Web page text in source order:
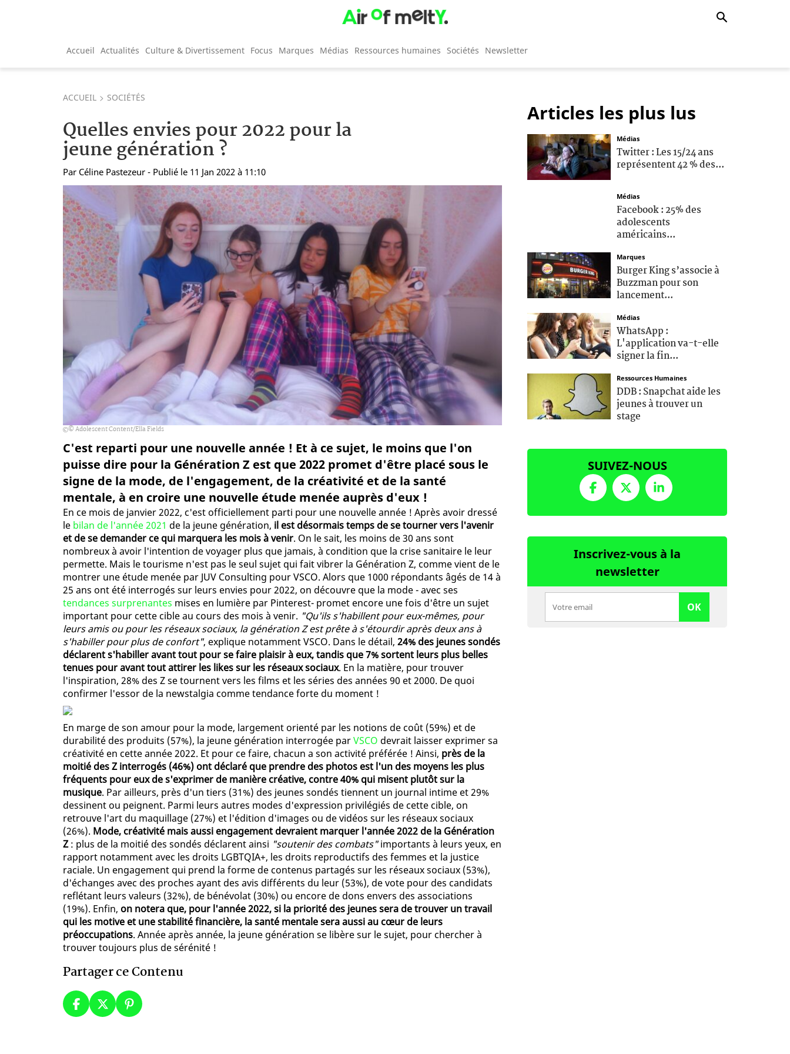
Accueil Actualités Culture & Divertissement Focus Marques Médias Ressources humaines Sociétés Newsletter
ACCUEIL SOCIÉTÉS
Quelles envies pour 2022 pour la
jeune génération ?
Par Céline Pastezeur - Publié le 11 Jan 2022 à 11:10
© Adolescent Content/Ella Fields
C'est reparti pour une nouvelle année ! Et à ce sujet, le moins que l'on
puisse dire pour la Génération Z est que 2022 promet d'être placé sous le
signe de la mode, de l'engagement, de la créativité et de la santé
mentale, à en croire une nouvelle étude menée auprès d'eux !
En ce mois de janvier 2022, c'est officiellement parti pour une nouvelle année ! Après avoir dressé
le bilan de l'année 2021 de la jeune génération, il est désormais temps de se tourner vers l'avenir
et de se demander ce qui marquera les mois à venir. On le sait, les moins de 30 ans sont
nombreux à avoir l'intention de voyager plus que jamais, à condition que la crise sanitaire le leur
permette. Mais le tourisme n'est pas le seul sujet qui fait vibrer la Génération Z, comme vient de le
montrer une étude menée par JUV Consulting pour VSCO. Alors que 1000 répondants âgés de 14 à
25 ans ont été interrogés sur leurs envies pour 2022, on découvre que la mode - avec ses
tendances surprenantes mises en lumière par Pinterest- promet encore une fois d'être un sujet
important pour cette cible au cours des mois à venir. "Qu'ils s'habillent pour eux-mêmes, pour
leurs amis ou pour les réseaux sociaux, la génération Z est prête à s'étourdir après deux ans à
s'habiller pour plus de confort", explique notamment VSCO. Dans le détail, 24% des jeunes sondés
déclarent s'habiller avant tout pour se faire plaisir à eux, tandis que 7% sortent leurs plus belles
tenues pour avant tout attirer les likes sur les réseaux sociaux. En la matière, pour trouver
l'inspiration, 28% des Z se tournent vers les films et les séries des années 90 et 2000. De quoi
confirmer l'essor de la newstalgia comme tendance forte du moment !
En marge de son amour pour la mode, largement orienté par les notions de coût (59%) et de
durabilité des produits (57%), la jeune génération interrogée parVSCO devrait laisser exprimer sa
créativité en cette année 2022. Et pour ce faire, chacun a son activité préférée ! Ainsi, près de la
moitié des Z interrogés (46%) ont déclaré que prendre des photos est l'un des moyens les plus
fréquents pour eux de s'exprimer de manière créative, contre 40% qui misent plutôt sur la
musique. Par ailleurs, près d'un tiers (31%) des jeunes sondés tiennent un journal intime et 29%
dessinent ou peignent. Parmi leurs autres modes d'expression privilégiés de cette cible, on
retrouve l'art du maquillage (27%) et l'édition d'images ou de vidéos sur les réseaux sociaux
(26%). Mode, créativité mais aussi engagement devraient marquer l'année 2022 de la Génération
Z: plus de la moitié des sondés déclarent ainsi "soutenir des combats"importants à leurs yeux, en
rapport notamment avec les droits LGBTQIA+, les droits reproductifs des femmes et la justice
raciale. Un engagement qui prend la forme de contenus partagés sur les réseaux sociaux (53%),
d'échanges avec des proches ayant des avis différents du leur (53%), de vote pour des candidats
reflétant leurs valeurs (32%), de bénévolat (30%) ou encore de dons envers des associations
(19%). Enfin, on notera que, pour l'année 2022, si la priorité des jeunes sera de trouver un travail
qui les motive et une stabilité financière, la santé mentale sera aussi au cœur de leurs
préoccupations. Année après année, la jeune génération se libère sur le sujet, pour chercher à
trouver toujours plus de sérénité !
Partager ce Contenu
Articles les plus lus
Médias
Twitter : Les 15/24 ans
représentent 42 % des...
Médias
Facebook : 25% des
adolescents
américains...
Marques
Burger King s’associe à
Buzzman pour son
lancement...
Médias
WhatsApp :
L'application va-t-elle
signer la fin...
Ressources Humaines
DDB : Snapchat aide les
jeunes à trouver un
stage
SUIVEZ-NOUS
Inscrivez-vous à la
newsletter
OK